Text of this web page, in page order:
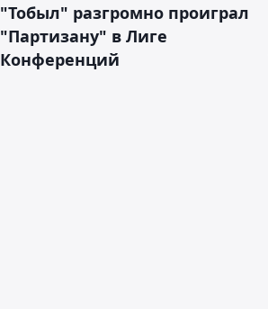
"Тобыл" разгромно проиграл
"Партизану" в Лиге
Конференций